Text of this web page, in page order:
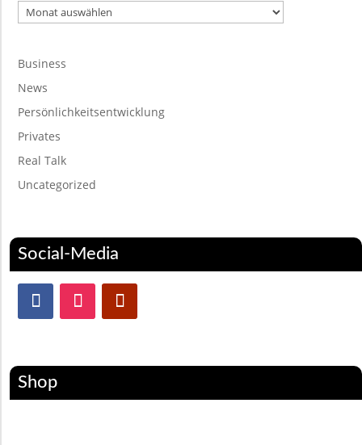
Archiv
Business
News
Persönlichkeitsentwicklung
Privates
Real Talk
Uncategorized
Social-Media
Shop